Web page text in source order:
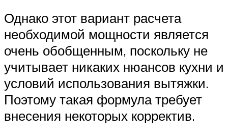
Однако этот вариант расчета
необходимой мощности является
очень обобщенным, поскольку не
учитывает никаких нюансов кухни и
условий использования вытяжки.
Поэтому такая формула требует
внесения некоторых корректив.